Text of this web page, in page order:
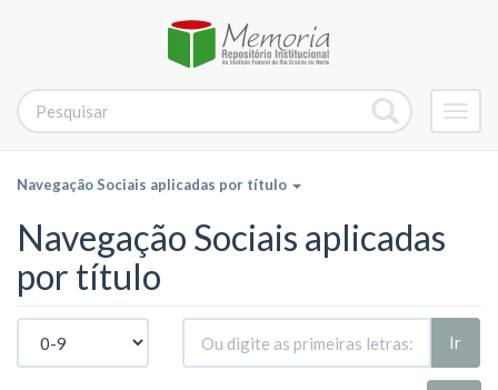
Navegação Sociais aplicadas por título
Navegação Sociais aplicadas
por título
Ir